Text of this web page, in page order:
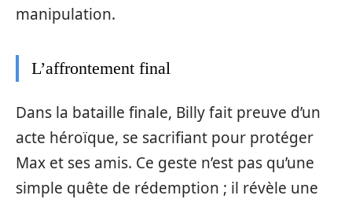
manipulation.
L’affrontement final
Dans la bataille finale, Billy fait preuve d’un
acte héroïque, se sacrifiant pour protéger
Max et ses amis. Ce geste n’est pas qu’une
simple quête de rédemption ; il révèle une